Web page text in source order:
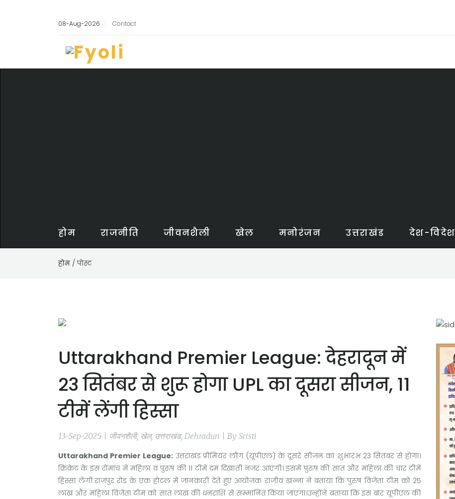
08-Aug-2026 Contact
होम राजनीति जीवनशैली खेल मनोरंजन उत्तराखंड देश-विदेश
होम / पोस्ट
Uttarakhand Premier League: देहरादून में
23 सितंबर से शुरू होगा UPL का दूसरा सीजन, 11
टीमें लेंगी हिस्सा
13-Sep-2025 | जीवनशैली, खेल, उत्तराखंड, Dehradun | By Sristi
Uttarakhand Premier League:उत्तराखंड प्रीमियर लीग (यूपीएल) के दूसरे सीजन का शुभारंभ 23 सितंबर से होगा।
क्रिकेट के इस रोमांच में महिला व पुरुष की 11 टीमें दम दिखाती नजर आएंगी। इसमें पुरुष की सात और महिला की चार टीमें
हिस्सा लेंगी.राजपुर रोड के एक होटल में जानकारी देते हुए आयोजक राजीव खन्ना ने बताया कि पुरुष विजेता टीम को 25
लाख और महिला विजेता टीम को सात लाख की धनराशि से सम्मानित किया जाएगा।उन्होंने बताया कि इस बार यूपीएल की